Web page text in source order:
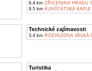
9,4 km ZŘÍCENINA HRADU
9,5 km KUNŠTÁTSKÁ
Technické zajímavosti
3,4 km ROZHLEDNA VELKÁ
Turistika